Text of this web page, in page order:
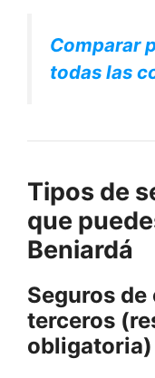
Comparar
todas las
Tipos de
que
Beniardá
Seguros de
terceros
obligatoria)